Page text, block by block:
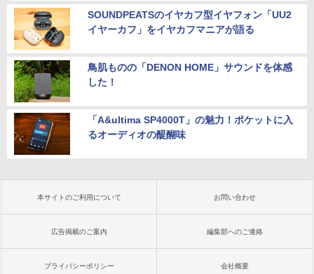
SOUNDPEATSのイヤカフ型イヤフォン「UU2
イヤーカフ」をイヤカフマニアが語る
鳥肌ものの「DENON HOME」サウンドを体感
した！
「A&ultima SP4000T」の魅力！ポケットに入
るオーディオの醍醐味
本サイトのご利用について お問い合わせ
広告掲載のご案内 編集部へのご連絡
プライバシーポリシー 会社概要